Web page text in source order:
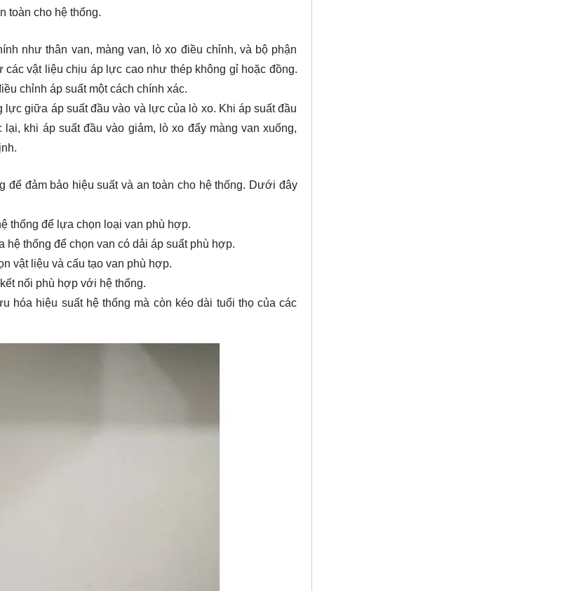
toàn cho hệ thống.
như thân van, màng van, lò xo điều chỉnh, và bộ phận
vật liệu chịu áp lực cao như thép không gỉ hoặc đồng.
chỉnh áp suất một cách chính xác.
giữa áp suất đầu vào và lực của lò xo. Khi áp suất đầu
khi áp suất đầu vào giảm, lò xo đẩy màng van xuống,
đảm bảo hiệu suất và an toàn cho hệ thống. Dưới đây
thống để lựa chọn loại van phù hợp.
hệ thống để chọn van có dải áp suất phù hợp.
vật liệu và cấu tạo van phù hợp.
nối phù hợp với hệ thống.
hóa hiệu suất hệ thống mà còn kéo dài tuổi thọ của các